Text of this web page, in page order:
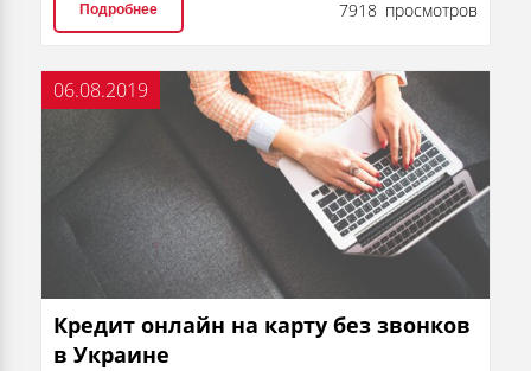
Подробнее 7918 просмотров
06.08.2019
Кредит онлайн на карту без звонков
в Украине